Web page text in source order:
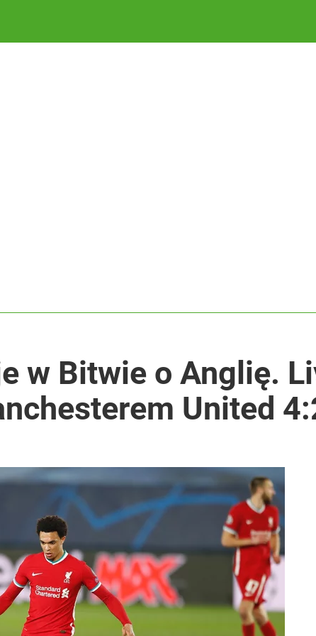
Tego potrzebuje dziś cała Europa
w Bitwie o Anglię.
United